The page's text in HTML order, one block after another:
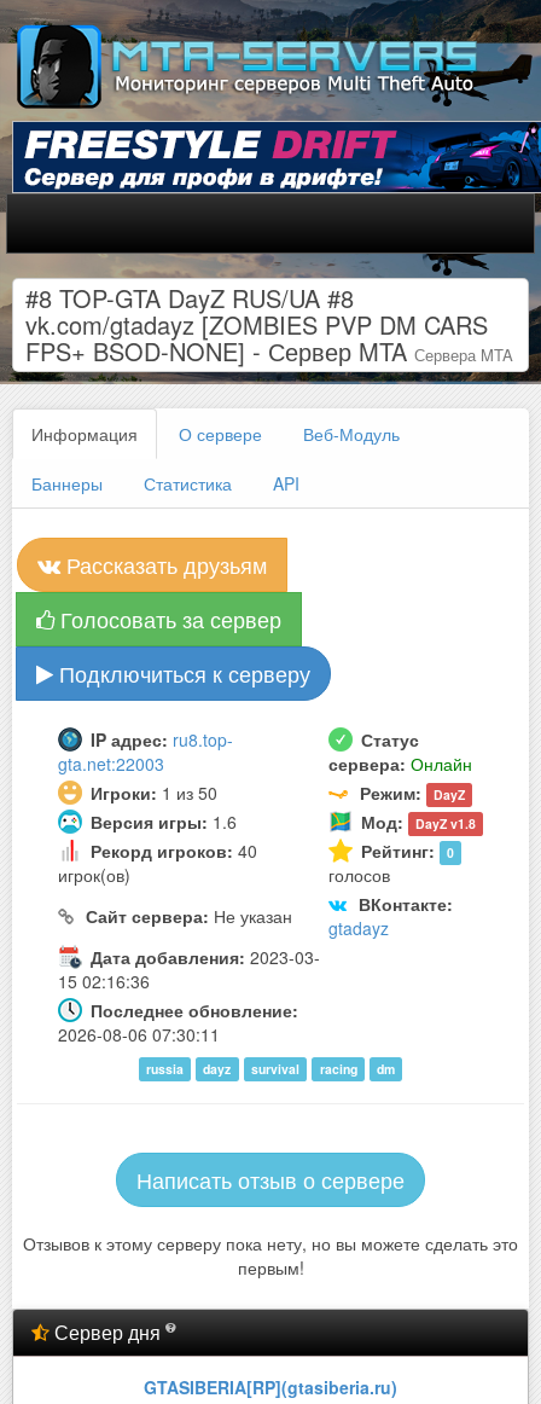
#8 TOP-GTA DayZ RUS/UA #8
vk.com/gtadayz [ZOMBIES PVP DM CARS
FPS+ BSOD-NONE] - Сервер MTA Сервера MTA
Информация О сервере Веб-Модуль
Баннеры Статистика API
Рассказать друзьям
Голосовать за сервер
Подключиться к серверу
IP адрес: ru8.top-
gta.net:22003
Статус
сервера: Онлайн
Игроки: 1 из 50 Режим: DayZ
Версия игры: 1.6 Мод: DayZ v1.8
Рекорд игроков: 40
игрок(ов)
Рейтинг: 0
голосов
Сайт сервера: Не указан
ВКонтакте:
gtadayz
Дата добавления: 2023-03-
15 02:16:36
Последнее обновление:
2026-08-06 07:30:11
russia dayz survival racing dm
Написать отзыв о сервере
Отзывов к этому серверу пока нету, но вы можете сделать это
первым!
Сервер дня
GTASIBERIA[RP](gtasiberia.ru)